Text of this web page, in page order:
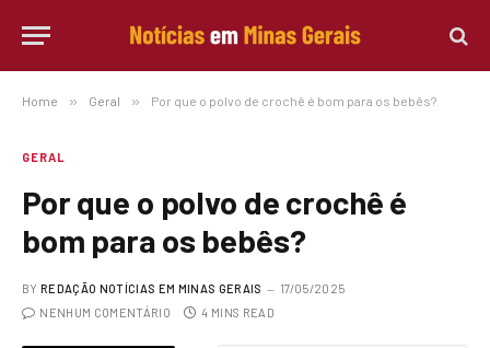
Home » Geral » Por que o polvo de crochê é bom para os bebês?
GERAL
Por que o polvo de crochê é
bom para os bebês?
BY REDAÇÃO NOTÍCIAS EM MINAS GERAIS
17/05/2025
NENHUM COMENTÁRIO
4 MINS READ